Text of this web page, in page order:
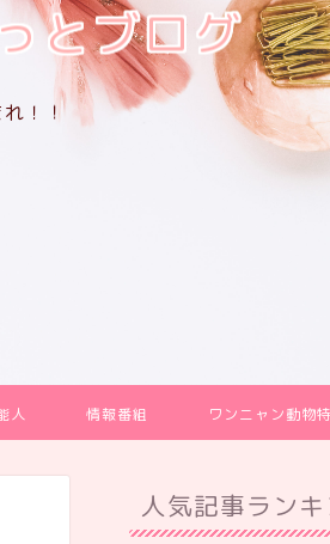
とブログ
！！
人 情報番組 ワンニャン動物
人気記事ラン